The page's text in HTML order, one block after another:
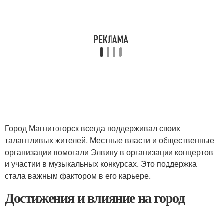
Город Магнитогорск всегда поддерживал своих
талантливых жителей. Местные власти и общественные
организации помогали Элвину в организации концертов
и участии в музыкальных конкурсах. Это поддержка
стала важным фактором в его карьере.
Достижения и влияние на город